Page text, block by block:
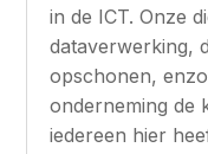
in de ICT. Onze
dataverwerking,
opschonen,
onderneming de
iedereen hier